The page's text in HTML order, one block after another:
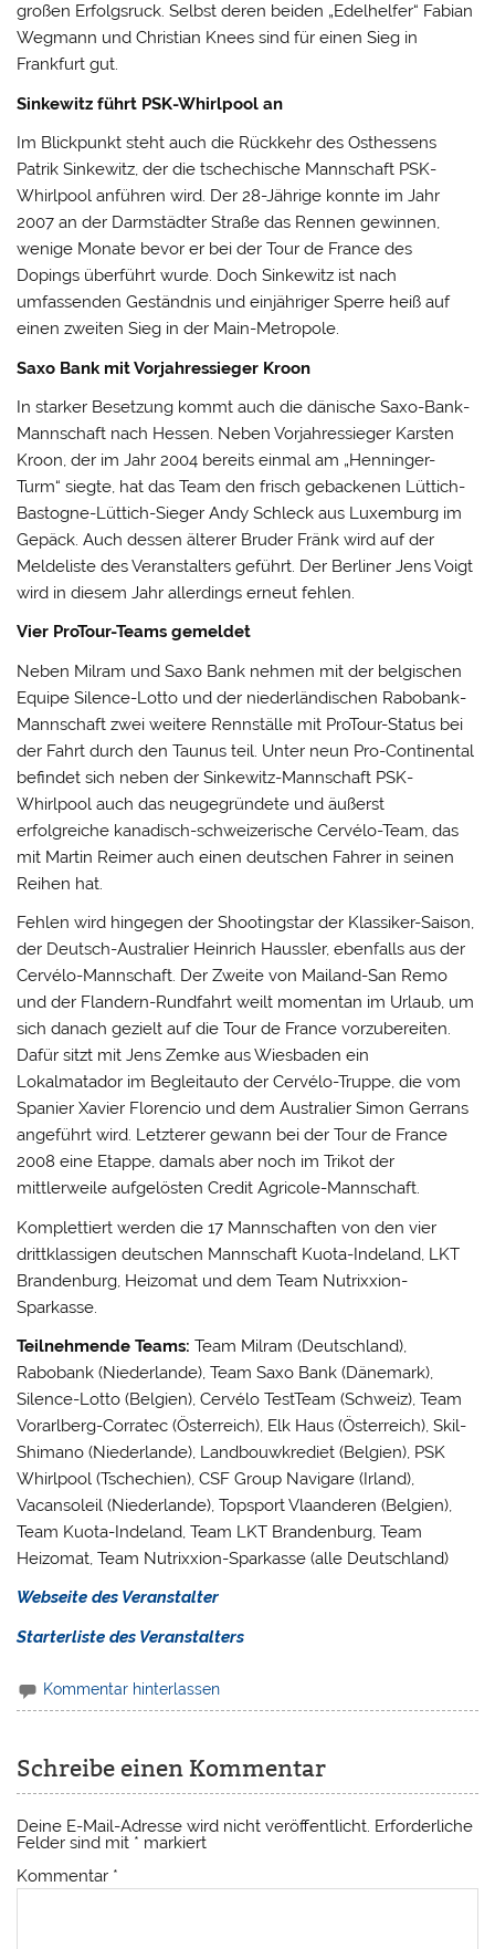
großen Erfolgsruck. Selbst deren beiden „Edelhelfer“ Fabian
Wegmann und Christian Knees sind für einen Sieg in
Frankfurt gut.
Sinkewitz führt PSK-Whirlpool an
Im Blickpunkt steht auch die Rückkehr des Osthessens
Patrik Sinkewitz, der die tschechische Mannschaft PSK-
Whirlpool anführen wird. Der 28-Jährige konnte im Jahr
2007 an der Darmstädter Straße das Rennen gewinnen,
wenige Monate bevor er bei der Tour de France des
Dopings überführt wurde. Doch Sinkewitz ist nach
umfassenden Geständnis und einjähriger Sperre heiß auf
einen zweiten Sieg in der Main-Metropole.
Saxo Bank mit Vorjahressieger Kroon
In starker Besetzung kommt auch die dänische Saxo-Bank-
Mannschaft nach Hessen. Neben Vorjahressieger Karsten
Kroon, der im Jahr 2004 bereits einmal am „Henninger-
Turm“ siegte, hat das Team den frisch gebackenen Lüttich-
Bastogne-Lüttich-Sieger Andy Schleck aus Luxemburg im
Gepäck. Auch dessen älterer Bruder Fränk wird auf der
Meldeliste des Veranstalters geführt. Der Berliner Jens Voigt
wird in diesem Jahr allerdings erneut fehlen.
Vier ProTour-Teams gemeldet
Neben Milram und Saxo Bank nehmen mit der belgischen
Equipe Silence-Lotto und der niederländischen Rabobank-
Mannschaft zwei weitere Rennställe mit ProTour-Status bei
der Fahrt durch den Taunus teil. Unter neun Pro-Continental
befindet sich neben der Sinkewitz-Mannschaft PSK-
Whirlpool auch das neugegründete und äußerst
erfolgreiche kanadisch-schweizerische Cervélo-Team, das
mit Martin Reimer auch einen deutschen Fahrer in seinen
Reihen hat.
Fehlen wird hingegen der Shootingstar der Klassiker-Saison,
der Deutsch-Australier Heinrich Haussler, ebenfalls aus der
Cervélo-Mannschaft. Der Zweite von Mailand-San Remo
und der Flandern-Rundfahrt weilt momentan im Urlaub, um
sich danach gezielt auf die Tour de France vorzubereiten.
Dafür sitzt mit Jens Zemke aus Wiesbaden ein
Lokalmatador im Begleitauto der Cervélo-Truppe, die vom
Spanier Xavier Florencio und dem Australier Simon Gerrans
angeführt wird. Letzterer gewann bei der Tour de France
2008 eine Etappe, damals aber noch im Trikot der
mittlerweile aufgelösten Credit Agricole-Mannschaft.
Komplettiert werden die 17 Mannschaften von den vier
drittklassigen deutschen Mannschaft Kuota-Indeland, LKT
Brandenburg, Heizomat und dem Team Nutrixxion-
Sparkasse.
Teilnehmende Teams: Team Milram (Deutschland),
Rabobank (Niederlande), Team Saxo Bank (Dänemark),
Silence-Lotto (Belgien), Cervélo TestTeam (Schweiz), Team
Vorarlberg-Corratec (Österreich), Elk Haus (Österreich), Skil-
Shimano (Niederlande), Landbouwkrediet (Belgien), PSK
Whirlpool (Tschechien), CSF Group Navigare (Irland),
Vacansoleil (Niederlande), Topsport Vlaanderen (Belgien),
Team Kuota-Indeland, Team LKT Brandenburg, Team
Heizomat, Team Nutrixxion-Sparkasse (alle Deutschland)
Webseite des Veranstalter
Starterliste des Veranstalters
Kommentar hinterlassen
Schreibe einen Kommentar
Deine E-Mail-Adresse wird nicht veröffentlicht. Erforderliche
Felder sind mit * markiert
Kommentar *